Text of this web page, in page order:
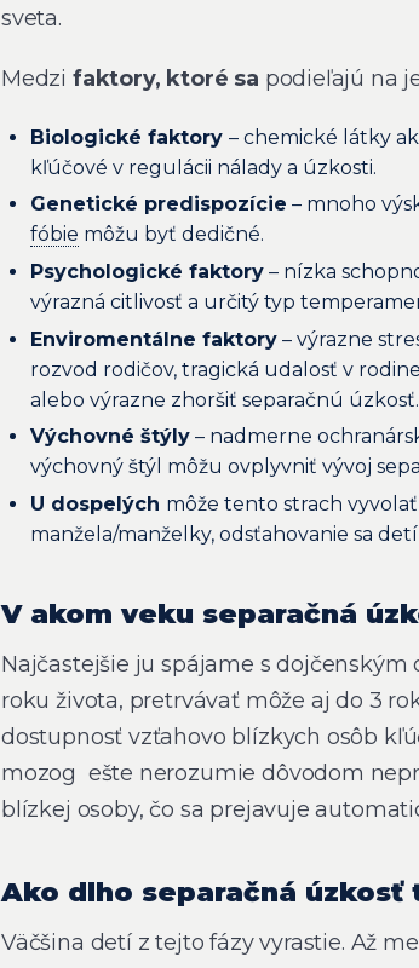
sveta.
Medzi faktory, ktoré sa podieľajú na
Biologické faktory – chemické látky
kľúčové v regulácii nálady a úzkosti.
Genetické predispozície – mnoho
fóbie môžu byť dedičné.
Psychologické faktory – nízka
výrazná citlivosť a určitý typ
Enviromentálne faktory – výrazne
rozvod rodičov, tragická udalosť v
alebo výrazne zhoršiť separačnú úzkosť.
Výchovné štýly – nadmerne
výchovný štýl môžu ovplyvniť vývoj
U dospelých môže tento strach
manžela/manželky, odsťahovanie sa
V akom veku separačná
Najčastejšie ju spájame s dojčenským
roku života, pretrvávať môže aj do 3
dostupnosť vzťahovo blízkych osôb
mozog ešte nerozumie dôvodom
blízkej osoby, čo sa prejavuje
Ako dlho separačná úzkosť
Väčšina detí z tejto fázy vyrastie. Až